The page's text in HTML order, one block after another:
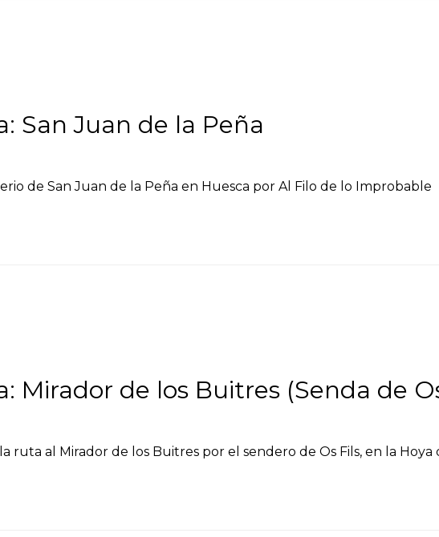
San Juan de la Peña
de San Juan de la Peña en Huesca por Al Filo de lo Improbable
Mirador de los Buitres (Senda de
ruta al Mirador de los Buitres por el sendero de Os Fils, en la